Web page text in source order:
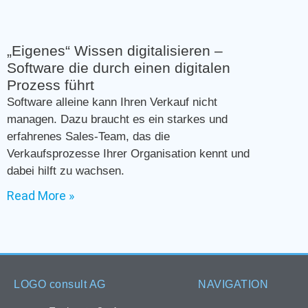
„Eigenes“ Wissen digitalisieren –
Software die durch einen digitalen
Prozess führt
Software alleine kann Ihren Verkauf nicht
managen. Dazu braucht es ein starkes und
erfahrenes Sales-Team, das die
Verkaufsprozesse Ihrer Organisation kennt und
dabei hilft zu wachsen.
Read More »
LOGO consult AG NAVIGATION